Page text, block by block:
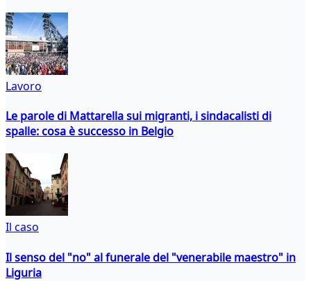
Lavoro
Le parole di Mattarella sui migranti, i sindacalisti di
spalle: cosa è successo in Belgio
Il caso
Il senso del "no" al funerale del "venerabile maestro" in
Liguria